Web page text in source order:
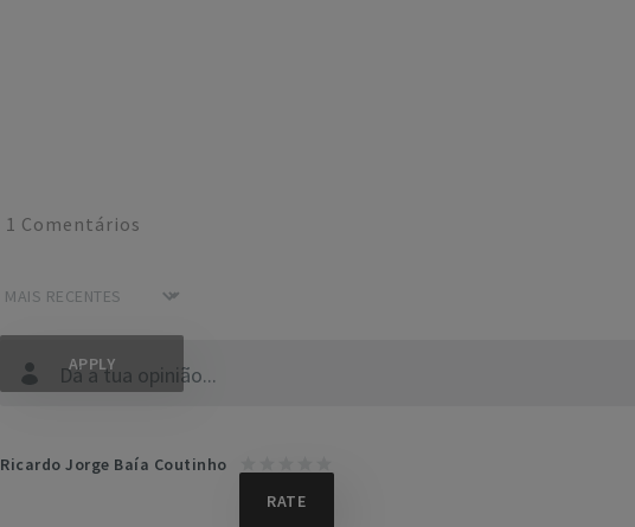
Dá a tua opinião...
1 Comentários
Ricardo Jorge Baía Coutinho